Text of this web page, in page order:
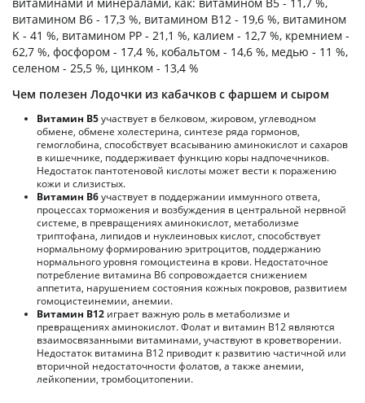
витамином B6 - 17,3 %, витамином B12 - 19,6 %, витамином
K - 41 %, витамином PP - 21,1 %, калием - 12,7 %, кремнием -
62,7 %, фосфором - 17,4 %, кобальтом - 14,6 %, медью - 11 %,
селеном - 25,5 %, цинком - 13,4 %
Чем полезен Лодочки из кабачков с фаршем и сыром
Витамин В5участвует в белковом, жировом, углеводном
обмене, обмене холестерина, синтезе ряда гормонов,
гемоглобина, способствует всасыванию аминокислот и сахаров
в кишечнике, поддерживает функцию коры надпочечников.
Недостаток пантотеновой кислоты может вести к поражению
кожи и слизистых.
Витамин В6участвует в поддержании иммунного ответа,
процессах торможения и возбуждения в центральной нервной
системе, в превращениях аминокислот, метаболизме
триптофана, липидов и нуклеиновых кислот, способствует
нормальному формированию эритроцитов, поддержанию
нормального уровня гомоцистеина в крови. Недостаточное
потребление витамина В6 сопровождается снижением
аппетита, нарушением состояния кожных покровов, развитием
гомоцистеинемии, анемии.
Витамин В12 играет важную роль в метаболизме и
превращениях аминокислот. Фолат и витамин В12 являются
взаимосвязанными витаминами, участвуют в кроветворении.
Недостаток витамина В12 приводит к развитию частичной или
вторичной недостаточности фолатов, а также анемии,
лейкопении, тромбоцитопении.